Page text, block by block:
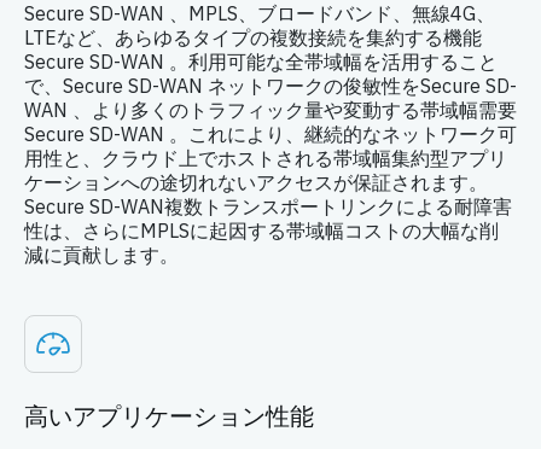
Secure SD-WAN 、MPLS、ブロードバンド、無線4G、
LTEなど、あらゆるタイプの複数接続を集約する機能
Secure SD-WAN 。利用可能な全帯域幅を活用すること
で、Secure SD-WAN ネットワークの俊敏性をSecure SD-
WAN 、より多くのトラフィック量や変動する帯域幅需要
Secure SD-WAN 。これにより、継続的なネットワーク可
用性と、クラウド上でホストされる帯域幅集約型アプリ
ケーションへの途切れないアクセスが保証されます。
Secure SD-WAN複数トランスポートリンクによる耐障害
性は、さらにMPLSに起因する帯域幅コストの大幅な削
減に貢献します。
高いアプリケーション性能